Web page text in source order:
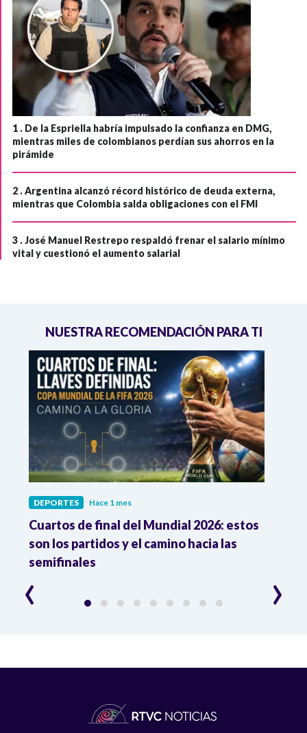
1 . De la Espriella habría impulsado la confianza en DMG,
mientras miles de colombianos perdían sus ahorros en la
pirámide
2 .Argentina alcanzó récord histórico de deuda externa,
mientras que Colombia salda obligaciones con el FMI
3 .José Manuel Restrepo respaldó frenar el salario mínimo
vital y cuestionó el aumento salarial
NUESTRA RECOMENDACIÓN PARA TI
DEPORTES Hace 1 mes
Cuartos de final del Mundial 2026: estos
son los partidos y el camino hacia las
semifinales
‹ ›